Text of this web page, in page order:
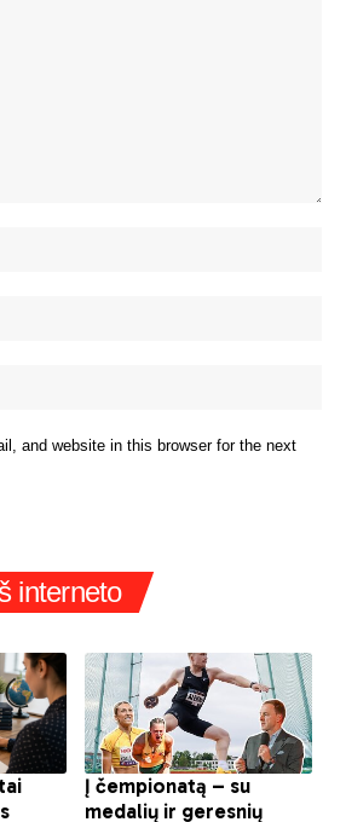
and website in this browser for the next
interneto